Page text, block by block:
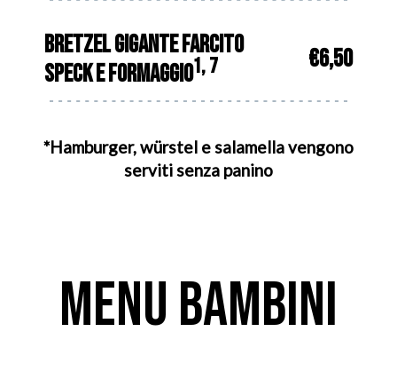
BRETZEL GIGANTE FARCITO
SPECK E FORMAGGIO1, 7 €6,50
*Hamburger, würstel e salamella vengono
serviti senza panino
MENU BAMBINI